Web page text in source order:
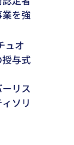
を強
ュオ
与式
リス
ソリ